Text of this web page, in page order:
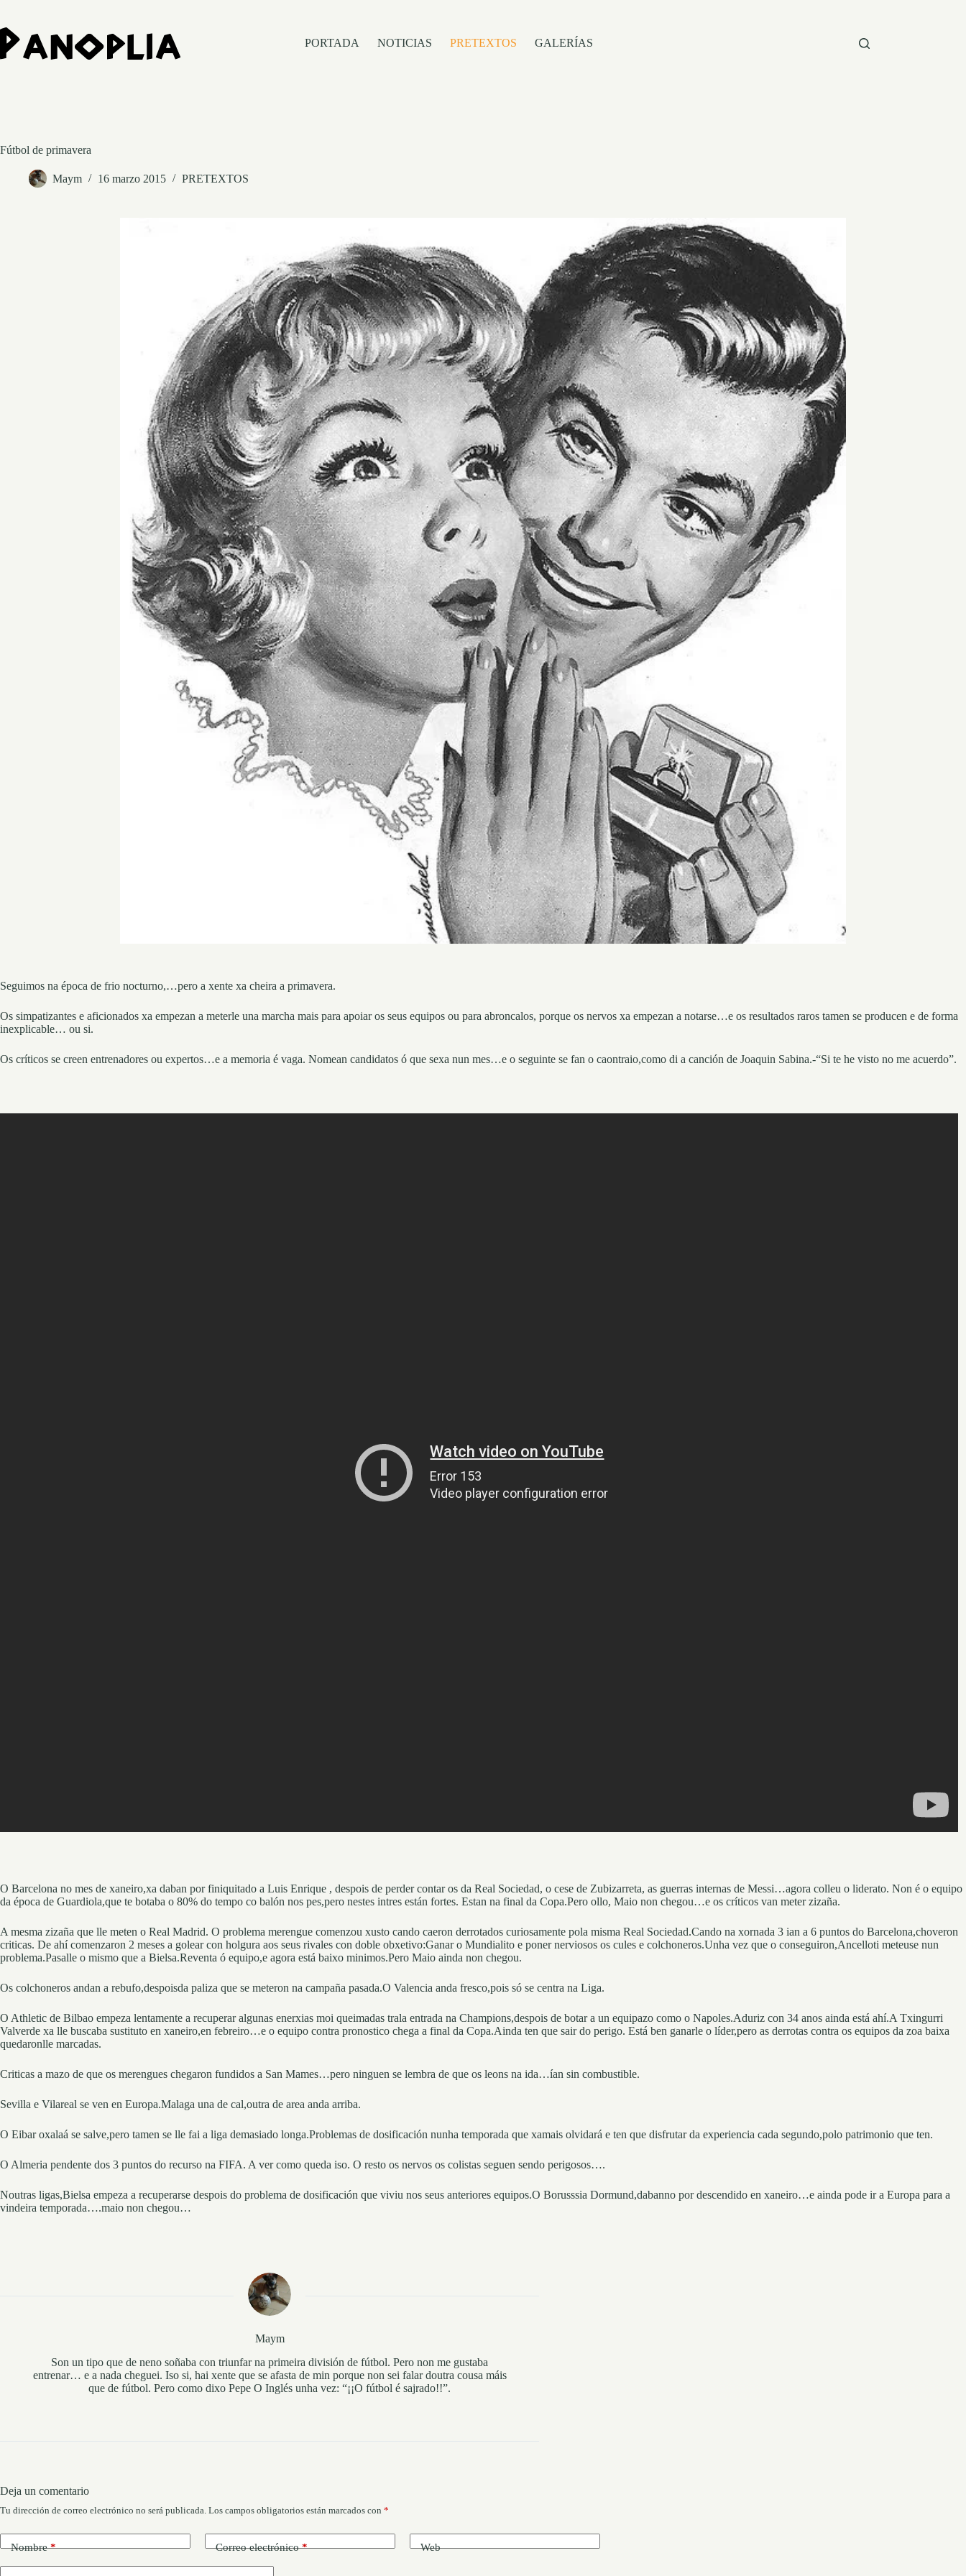
contenido
PORTADA
NOTICIAS PRETEXTOS GALERÍAS
Fútbol de primavera
Maym 16 marzo 2015 PRETEXTOS
Seguimos na época de frio nocturno,…pero a xente xa cheira a primavera.
Os simpatizantes e aficionados xa empezan a meterle una marcha mais para apoiar os seus equipos ou para abroncalos, porque os nervos xa empezan a notarse…e os resultados raros tamen se producen e de forma
inexplicable… ou si.
Os críticos se creen entrenadores ou expertos…e a memoria é vaga. Nomean candidatos ó que sexa nun mes…e o seguinte se fan o caontraio,como di a canción de Joaquin Sabina.-“Si te he visto no me acuerdo”.
O Barcelona no mes de xaneiro,xa daban por finiquitado a Luis Enrique , despois de perder contar os da Real Sociedad, o cese de Zubizarreta, as guerras internas de Messi…agora colleu o liderato. Non é o equipo
da época de Guardiola,que te botaba o 80% do tempo co balón nos pes,pero nestes intres están fortes. Estan na final da Copa.Pero ollo, Maio non chegou…e os críticos van meter zizaña.
A mesma zizaña que lle meten o Real Madrid. O problema merengue comenzou xusto cando caeron derrotados curiosamente pola misma Real Sociedad.Cando na xornada 3 ian a 6 puntos do Barcelona,choveron
criticas. De ahí comenzaron 2 meses a golear con holgura aos seus rivales con doble obxetivo:Ganar o Mundialito e poner nerviosos os cules e colchoneros.Unha vez que o conseguiron,Ancelloti meteuse nun
problema.Pasalle o mismo que a Bielsa.Reventa ó equipo,e agora está baixo minimos.Pero Maio ainda non chegou.
Os colchoneros andan a rebufo,despoisda paliza que se meteron na campaña pasada.O Valencia anda fresco,pois só se centra na Liga.
O Athletic de Bilbao empeza lentamente a recuperar algunas enerxias moi queimadas trala entrada na Champions,despois de botar a un equipazo como o Napoles.Aduriz con 34 anos ainda está ahí.A Txingurri
Valverde xa lle buscaba sustituto en xaneiro,en febreiro…e o equipo contra pronostico chega a final da Copa.Ainda ten que sair do perigo. Está ben ganarle o líder,pero as derrotas contra os equipos da zoa baixa
quedaronlle marcadas.
Criticas a mazo de que os merengues chegaron fundidos a San Mames…pero ninguen se lembra de que os leons na ida…ían sin combustible.
Sevilla e Vilareal se ven en Europa.Malaga una de cal,outra de area anda arriba.
O Eibar oxalaá se salve,pero tamen se lle fai a liga demasiado longa.Problemas de dosificación nunha temporada que xamais olvidará e ten que disfrutar da experiencia cada segundo,polo patrimonio que ten.
O Almeria pendente dos 3 puntos do recurso na FIFA. A ver como queda iso. O resto os nervos os colistas seguen sendo perigosos….
Noutras ligas,Bielsa empeza a recuperarse despois do problema de dosificación que viviu nos seus anteriores equipos.O Borusssia Dormund,dabanno por descendido en xaneiro…e ainda pode ir a Europa para a
vindeira temporada….maio non chegou…
Maym
Son un tipo que de neno soñaba con triunfar na primeira división de fútbol. Pero non me gustaba
entrenar… e a nada cheguei. Iso si, hai xente que se afasta de min porque non sei falar doutra cousa máis
que de fútbol. Pero como dixo Pepe O Inglés unha vez: “¡¡O fútbol é sajrado!!”.
Deja un comentario
Tu dirección de correo electrónico no será publicada. Los campos obligatorios están marcados con *
Nombre* Correo electrónico* Web